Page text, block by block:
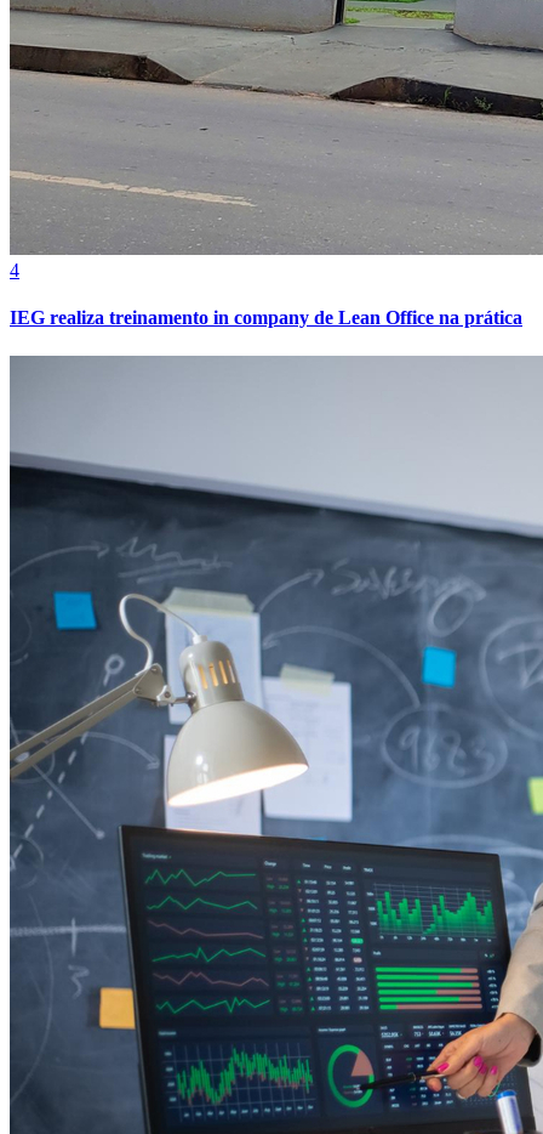
Fortaleza
4
IEG realiza treinamento in company de Lean Office na prática